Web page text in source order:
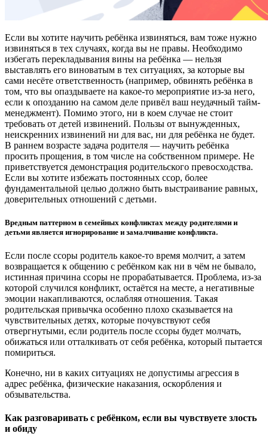
Если вы хотите научить ребёнка извиняться, вам тоже нужно
извиняться в тех случаях, когда вы не правы. Необходимо
избегать перекладывания вины на ребёнка — нельзя
выставлять его виноватым в тех ситуациях, за которые вы
сами несёте ответственность (например, обвинять ребёнка в
том, что вы опаздываете на какое-то мероприятие из-за него,
если к опозданию на самом деле привёл ваш неудачный тайм-
менеджмент). Помимо этого, ни в коем случае не стоит
требовать от детей извинений. Пользы от вынужденных,
неискренних извинений ни для вас, ни для ребёнка не будет.
В раннем возрасте задача родителя — научить ребёнка
просить прощения, в том числе на собственном примере. Не
приветствуется демонстрация родительского превосходства.
Если вы хотите избежать постоянных ссор, более
фундаментальной целью должно быть выстраивание равных,
доверительных отношений с детьми.
Вредным паттерном в семейных конфликтах между родителями и
детьми является игнорирование и замалчивание конфликта.
Если после ссоры родитель какое-то время молчит, а затем
возвращается к общению с ребёнком как ни в чём не бывало,
истинная причина ссоры не прорабатывается. Проблема, из-за
которой случился конфликт, остаётся на месте, а негативные
эмоции накапливаются, ослабляя отношения. Такая
родительская привычка особенно плохо сказывается на
чувствительных детях, которые почувствуют себя
отвергнутыми, если родитель после ссоры будет молчать,
обижаться или отталкивать от себя ребёнка, который пытается
помириться.
Конечно, ни в каких ситуациях не допустимы агрессия в
адрес ребёнка, физические наказания, оскорбления и
обзывательства.
Как разговаривать с ребёнком, если вы чувствуете злость
и обиду